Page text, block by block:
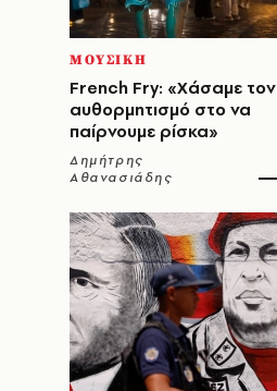
ΜΟΥΣΙΚΗ
French Fry: «Χάσαμε τον
αυθορμητισμό στο να
παίρνουμε ρίσκα»
Δημήτρης
Αθανασιάδης